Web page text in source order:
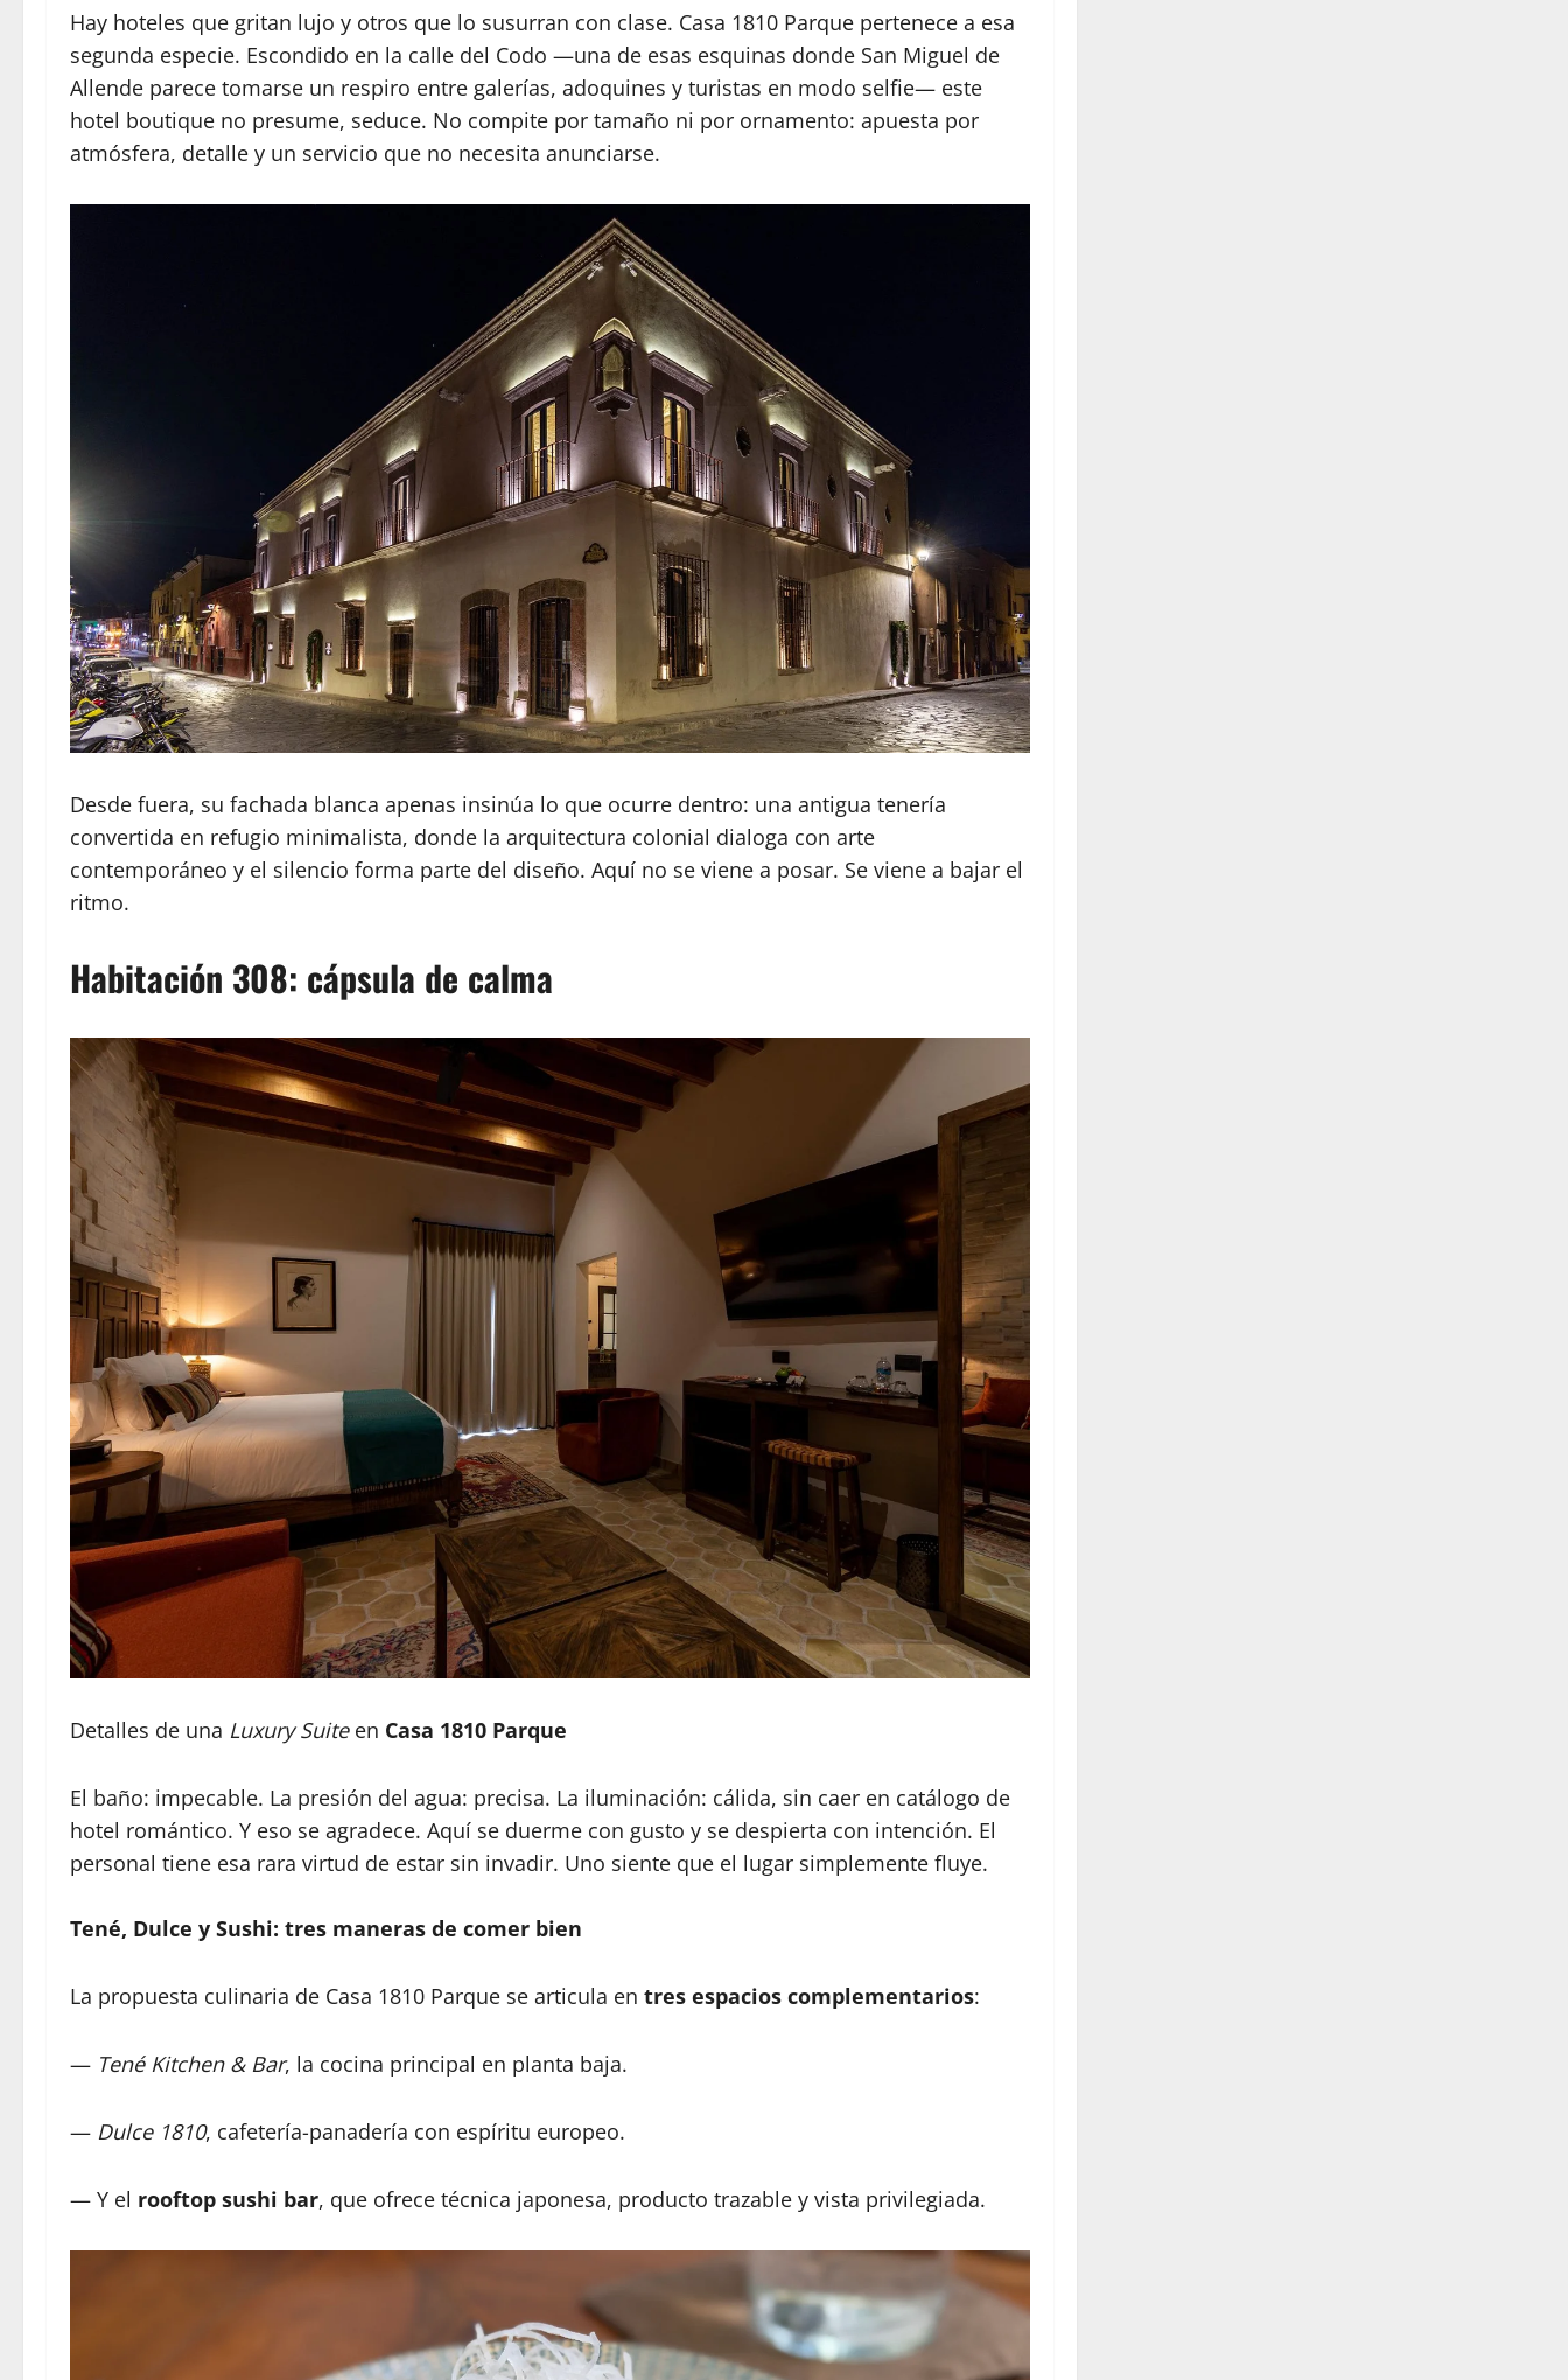
Hay hoteles que gritan lujo y otros que lo susurran con clase. Casa 1810 Parque pertenece a esa
segunda especie. Escondido en la calle del Codo —una de esas esquinas donde San Miguel de
Allende parece tomarse un respiro entre galerías, adoquines y turistas en modo selfie— este
hotel boutique no presume, seduce. No compite por tamaño ni por ornamento: apuesta por
atmósfera, detalle y un servicio que no necesita anunciarse.
Desde fuera, su fachada blanca apenas insinúa lo que ocurre dentro: una antigua tenería
convertida en refugio minimalista, donde la arquitectura colonial dialoga con arte
contemporáneo y el silencio forma parte del diseño. Aquí no se viene a posar. Se viene a bajar el
ritmo.
Habitación 308: cápsula de calma
Detalles de una Luxury Suiteen Casa 1810 Parque
El baño: impecable. La presión del agua: precisa. La iluminación: cálida, sin caer en catálogo de
hotel romántico. Y eso se agradece. Aquí se duerme con gusto y se despierta con intención. El
personal tiene esa rara virtud de estar sin invadir. Uno siente que el lugar simplemente fluye.
Tené, Dulce y Sushi: tres maneras de comer bien
La propuesta culinaria de Casa 1810 Parque se articula en tres espacios complementarios:
— Tené Kitchen & Bar, la cocina principal en planta baja.
— Dulce 1810, cafetería-panadería con espíritu europeo.
— Y el rooftop sushi bar, que ofrece técnica japonesa, producto trazable y vista privilegiada.